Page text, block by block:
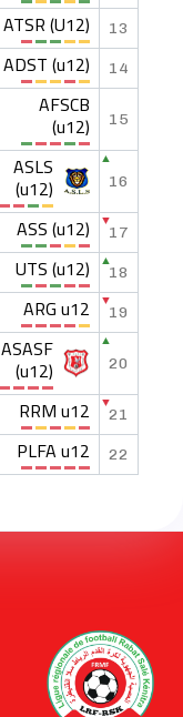
13
ATSR (U12)
14
ADST (u12)
15
AFSCB
(u12)
16
▲
ASLS
(u12)
17
▼
ASS (u12)
18
▲
UTS (u12)
19
▼
ARG u12
20
▲
ASASF
(u12)
21
▼
RRM u12
22
PLFA u12